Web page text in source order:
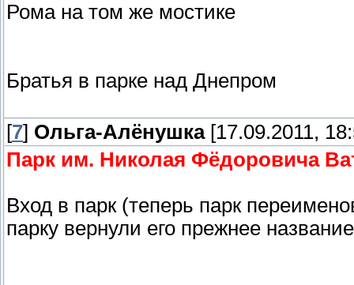
Рома на том же мостике
Братья в парке над Днепром
[7] Ольга-Алёнушка[17.09.2011,
Парк им. Николая Фёдоровича
Вход в парк (теперь парк
парку вернули его прежнее